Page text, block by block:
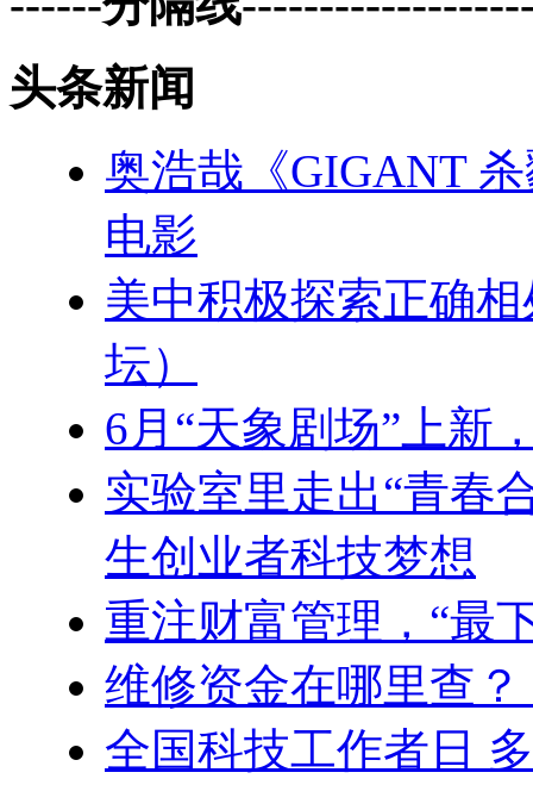
头条新闻
奥浩哉《GIGANT
电影
美中积极探索正确
坛）
6月“天象剧场”上新
实验室里走出“青
生创业者科技梦想
重注财富管理，“最
维修资金在哪里查
全国科技工作者日